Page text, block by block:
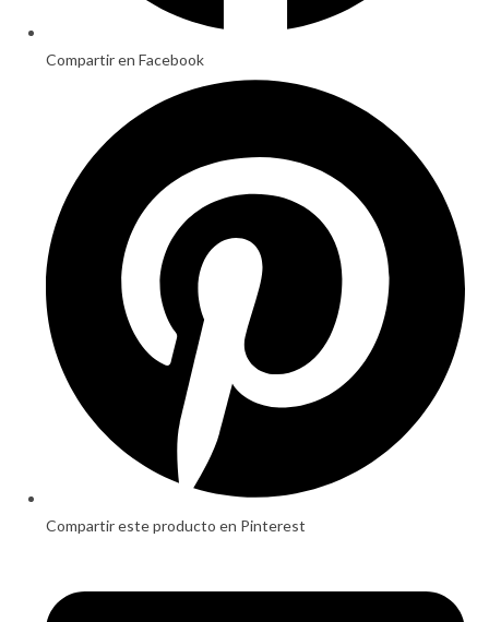
Compartir en Facebook
window
Compartir este producto en Pinterest
a